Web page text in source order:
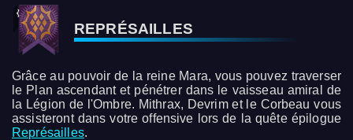
REPRÉSAILLES
Grâce au pouvoir de la reine Mara, vous pouvez traverser
le Plan ascendant et pénétrer dans le vaisseau amiral de
la Légion de l'Ombre. Mithrax, Devrim et le Corbeau vous
assisteront dans votre offensive lors de la quête épilogue
Représailles.